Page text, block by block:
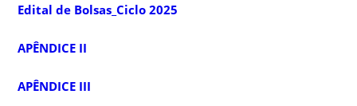
Edital de Bolsas_Ciclo 2025
APÊNDICE II
APÊNDICE III